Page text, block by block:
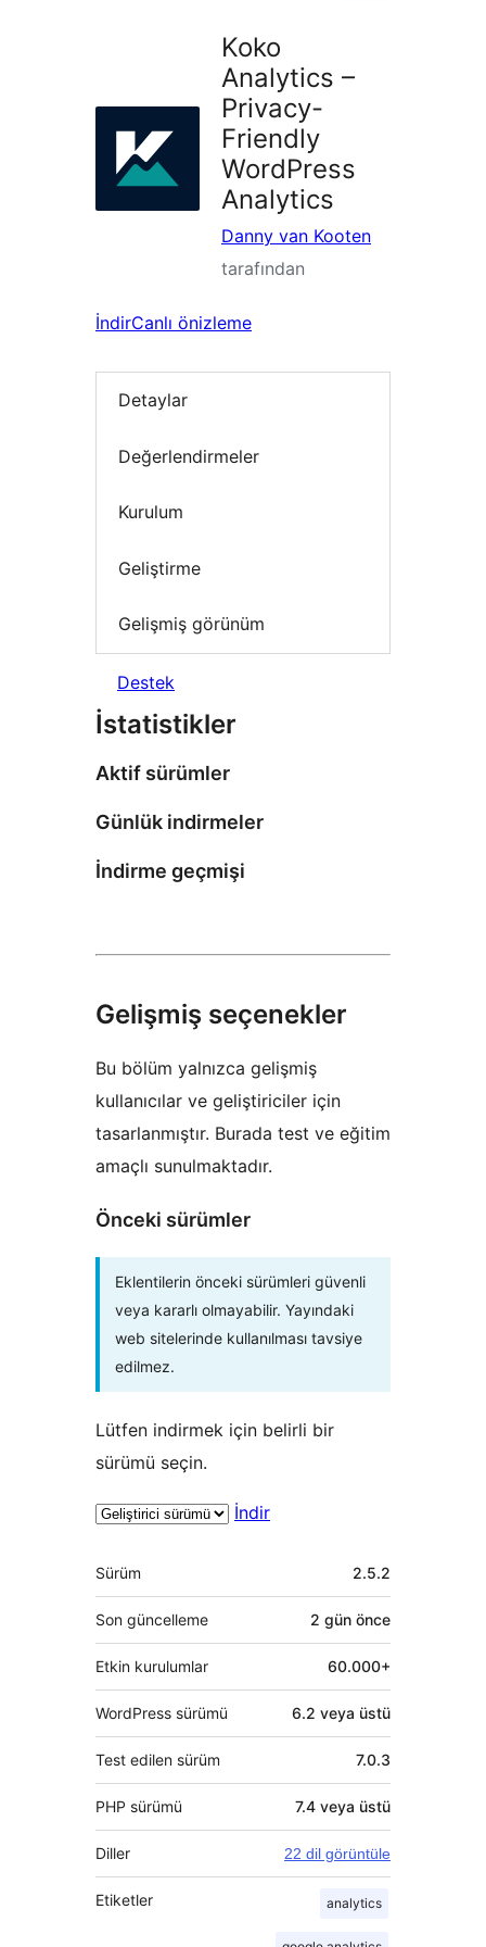
Koko
Analytics –
Privacy-
Friendly
WordPress
Analytics
Danny van Kooten
tarafından
İndirCanlı önizleme
Detaylar
Değerlendirmeler
Kurulum
Geliştirme
Gelişmiş görünüm
Destek
İstatistikler
Aktif sürümler
Günlük indirmeler
İndirme geçmişi
Gelişmiş seçenekler
Bu bölüm yalnızca gelişmiş
kullanıcılar ve geliştiriciler için
tasarlanmıştır. Burada test ve eğitim
amaçlı sunulmaktadır.
Önceki sürümler
Eklentilerin önceki sürümleri güvenli
veya kararlı olmayabilir. Yayındaki
web sitelerinde kullanılması tavsiye
edilmez.
Lütfen indirmek için belirli bir
sürümü seçin.
İndir
Meta
Sürüm 2.5.2
Son güncelleme 2 gün önce
Etkin kurulumlar 60.000+
WordPress sürümü 6.2 veya üstü
Test edilen sürüm 7.0.3
PHP sürümü 7.4 veya üstü
Diller 22 dil görüntüle
Etiketler analytics